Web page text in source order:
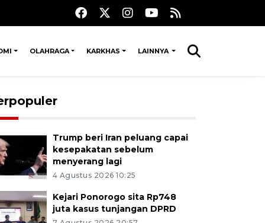
OLAHRAGA KARKHAS LAINNYA
Trump beri Iran peluang capai
kesepakatan sebelum
menyerang lagi
4 Agustus 2026 10:25
Kejari Ponorogo sita Rp748
juta kasus tunjangan DPRD